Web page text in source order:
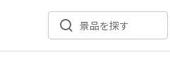
景品を探す